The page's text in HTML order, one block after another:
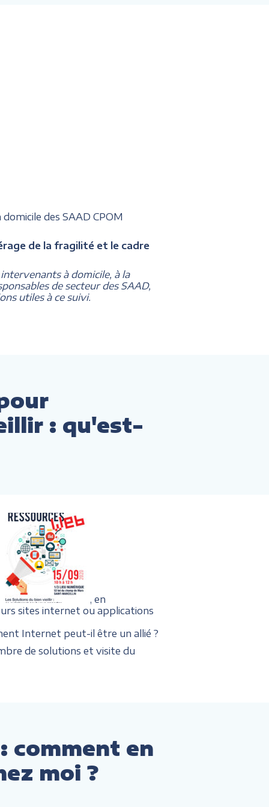
des SAAD CPOM
de la fragilité et le cadre
à domicile, à la
de secteur des SAAD,
utiles à ce suivi.
: qu'est-
, en
sites internet ou applications
Internet peut-il être un allié ?
de solutions et visite du
comment en
moi ?